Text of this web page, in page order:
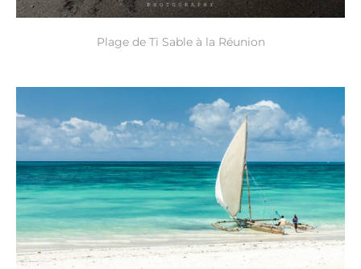
Plage de Ti Sable à la Réunion